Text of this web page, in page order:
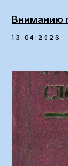
Вниманию
13.04.2026